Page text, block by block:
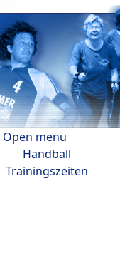
Open menu
Handball
Trainingszeiten